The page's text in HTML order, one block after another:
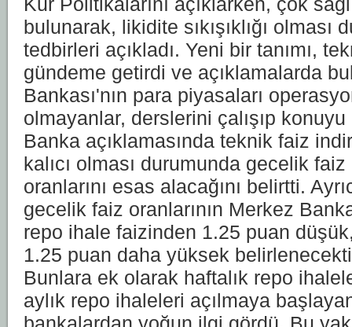
bulunarak, likidite sıkışıklığı olması
tedbirleri açıkladı. Yeni bir tanımı,
gündeme getirdi ve açıklamalarda
Bankası'nın para piyasaları
olmayanlar, derslerini çalışıp konuyu
Banka açıklamasında teknik faiz
kalıcı olması durumunda gecelik
oranlarını esas alacağını belirtti.
gecelik faiz oranlarının Merkez
repo ihale faizinden 1.25 puan
1.25 puan daha yüksek
Bunlara ek olarak haftalık repo
aylık repo ihaleleri açılmaya